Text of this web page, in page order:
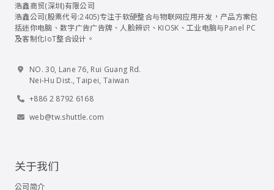
浩鑫商贸(深圳)有限公司
浩鑫公司(股票代号:2405)专注于软硬整合与物联网应用开发，产品方案包
括迷你电脑、数字广告广告牌、人脸辨识、KIOSK、工业电脑与Panel PC
及客制化IoT整合设计。
NO. 30, Lane 76, Rui Guang Rd.
Nei-Hu Dist., Taipei, Taiwan
+886 2 8792 6168
web@tw.shuttle.com
关于我们
公司简介